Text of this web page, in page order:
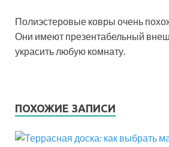
Полиэстеровые ковры очень
Они имеют презентабельный
украсить любую комнату.
ПОХОЖИЕ ЗАПИСИ